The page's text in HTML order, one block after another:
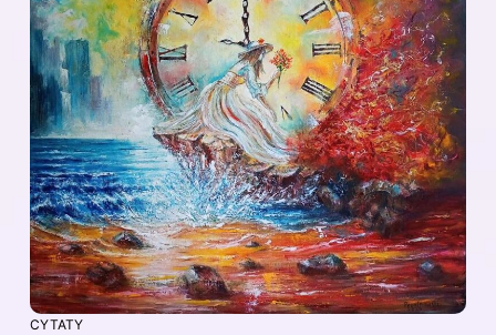
CYTATY